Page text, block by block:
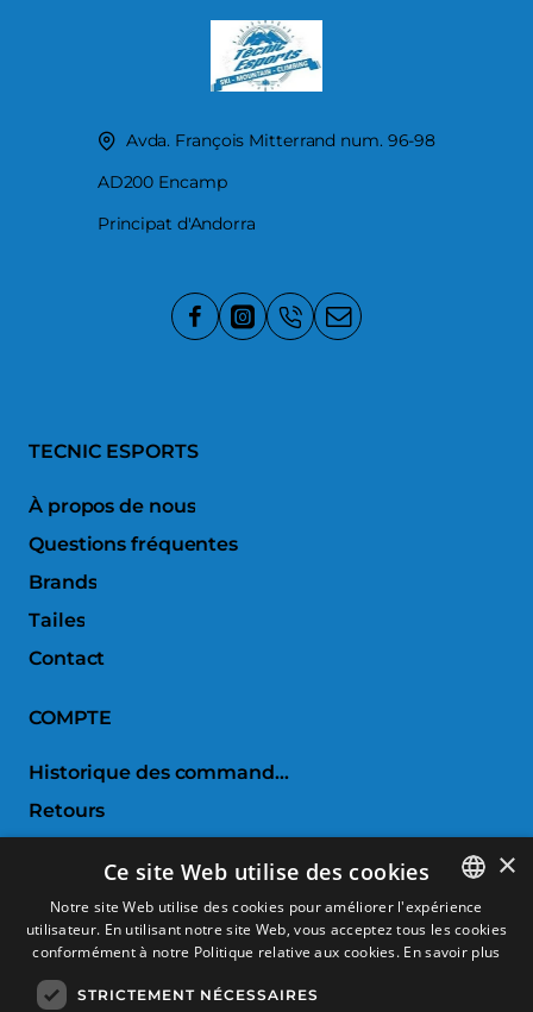
Avda. François Mitterrand num. 96-98
AD200 Encamp
Principat d'Andorra
TECNIC ESPORTS
À propos de nous
Questions fréquentes
Brands
Tailes
Contact
COMPTE
Historique des commandes
Retours
Comparer les produits
SERVICE CLIENTS
Conditions d'achat
SPANISH
×
Ce site Web utilise des cookies
Notre site Web utilise des cookies pour améliorer l'expérience
utilisateur. En utilisant notre site Web, vous acceptez tous les cookies
conformément à notre Politique relative aux cookies. En savoir plus
STRICTEMENT NÉCESSAIRES